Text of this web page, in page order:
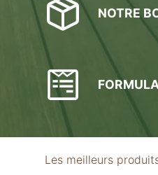
NOTRE
Les meilleurs